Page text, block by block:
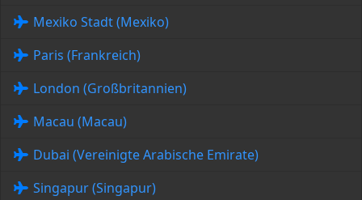
Mexiko Stadt (Mexiko)
Paris (Frankreich)
London (Großbritannien)
Macau (Macau)
Dubai (Vereinigte Arabische Emirate)
Singapur (Singapur)